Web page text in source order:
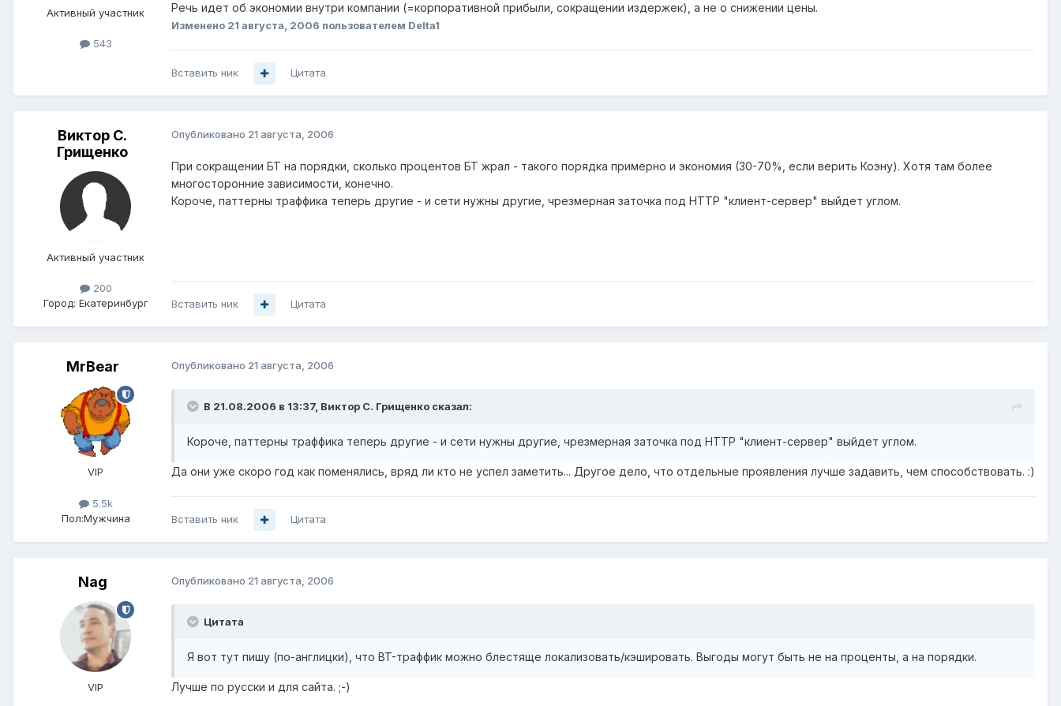
Активный участник
543
Речь идет об экономии внутри компании (=корпоративной прибыли, сокращении издержек), а не о снижении цены.
Изменено 21 августа, 2006 пользователем Delta1
Вставить ник Цитата
Виктор С.
Грищенко
Активный участник
200
Город: Екатеринбург
Опубликовано 21 августа, 2006
При сокращении БТ на порядки, сколько процентов БТ жрал - такого порядка примерно и экономия (30-70%, если верить Коэну). Хотя там более
многосторонние зависимости, конечно.
Короче, паттерны траффика теперь другие - и сети нужны другие, чрезмерная заточка под HTTP "клиент-сервер" выйдет углом.
Вставить ник Цитата
MrBear
VIP
5.5k
Пол:Мужчина
Опубликовано 21 августа, 2006
В 21.08.2006 в 13:37, Виктор С. Грищенко сказал:
Короче, паттерны траффика теперь другие - и сети нужны другие, чрезмерная заточка под HTTP "клиент-сервер" выйдет углом.
Да они уже скоро год как поменялись, вряд ли кто не успел заметить... Другое дело, что отдельные проявления лучше задавить, чем способствовать. :)
Вставить ник Цитата
Nag
VIP
Опубликовано 21 августа, 2006
Цитата
Я вот тут пишу (по-англицки), что BT-траффик можно блестяще локализовать/кэшировать. Выгоды могут быть не на проценты, а на порядки.
Лучше по русски и для сайта. ;-)